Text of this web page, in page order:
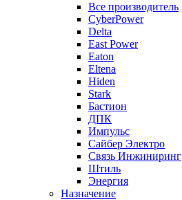
Все производитель
CyberPower
Delta
East Power
Eaton
Eltena
Hiden
Stark
Бастион
ДПК
Импульс
Сайбер Электро
Связь Инжиниринг
Штиль
Энергия
Назначение